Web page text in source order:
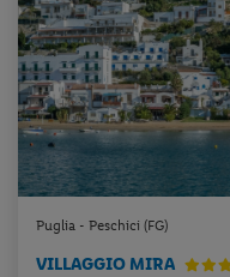
Puglia - Peschici (FG)
VILLAGGIO MIRA